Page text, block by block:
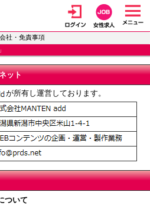
社・免責事項
ット
が所有し運営しております。
ついて